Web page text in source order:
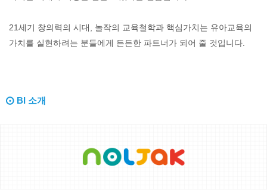
21세기 창의력의 시대, 놀작의 교육철학과 핵심가치는 유아교육의
가치를 실현하려는 분들에게 든든한 파트너가 되어 줄 것입니다.
BI 소개